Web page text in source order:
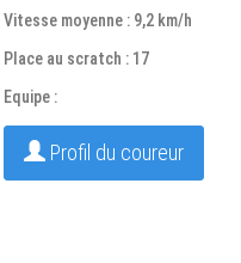
Vitesse moyenne : 9,2 km/h
Place au scratch : 17
Equipe :
Profil du coureur